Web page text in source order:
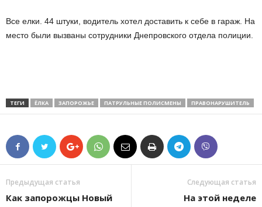
Все елки. 44 штуки, водитель хотел доставить к себе в гараж. На
место были вызваны сотрудники Днепровского отдела полиции.
ТЕГИ ЁЛКА ЗАПОРОЖЬЕ ПАТРУЛЬНЫЕ ПОЛИСМЕНЫ ПРАВОНАРУШИТЕЛЬ
Предыдущая статья
Как запорожцы Новый
Следующая статья
На этой неделе